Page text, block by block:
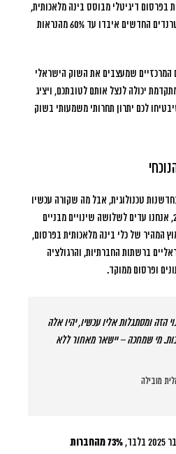
של 340% בהשקעות בפרסום דיגיטלי מבוסס בינה מלאכותית,
בעוד שהחברות שלא הסתגלו לטרנדים החדשים איבדו עד 60% מהנראות
שמעצבים את השוק הישראלי
יכולה לנצל אותם לטובתכם, ויציג
לכם יתרון תחרותי משמעותי בשוק
טכנולוגית, אבל מה שקורה עכשיו
שונה מהותית. החל מתחילת 2025, אנחנו עדים לשלושה שינויים מבניים
המהיר של כלי בינה מלאכותית בפרסום,
ברשתות החברתיות, והרגולציה
ופרסום ממוקד.
הזה ומסתגלות אליו עכשיו, יהיו אלה
מי שמחכה – יישאר מאחור ללא
מובילה
73% מהחברות